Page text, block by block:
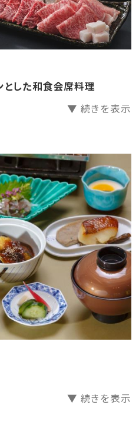
様の憩いの場♪
しゃぶしゃぶ」をメインとし
ます（1部17：30～/2部20：
お一人様ずつお選び
前後します。
となります。
ックイン時の先着順にて
ない場合もございますの
分より、特定原材料等29品目
とした和食会席料理
▼ 続きを表示
▼ 続きを表示